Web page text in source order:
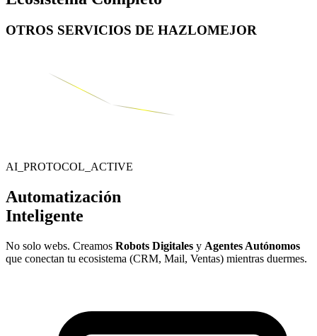
OTROS SERVICIOS DE HAZLOMEJOR
AI_PROTOCOL_ACTIVE
Automatización
Inteligente
No solo webs. Creamos Robots Digitales y Agentes Autónomos
que conectan tu ecosistema (CRM, Mail, Ventas) mientras duermes.